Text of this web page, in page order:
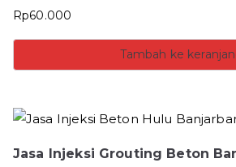
Rp60.000
Tambah ke
Jasa Injeksi Grouting Beton